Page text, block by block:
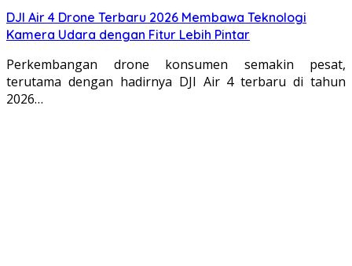
DJI Air 4 Drone Terbaru 2026 Membawa Teknologi
Kamera Udara dengan Fitur Lebih Pintar
Perkembangan drone konsumen semakin pesat,
terutama dengan hadirnya DJI Air 4 terbaru di tahun
2026…